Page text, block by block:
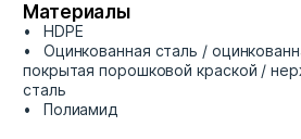
Материалы
HDPE
Оцинкованная сталь /
покрытая порошковой краской /
сталь
Полиамид